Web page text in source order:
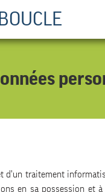
d'un traitement
en sa possession et